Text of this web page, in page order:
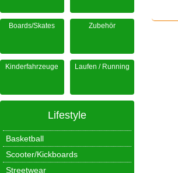
Boards/Skates Zubehör
Kinderfahrzeuge Laufen / Running
Lifestyle
Basketball
Scooter/Kickboards
Streetwear